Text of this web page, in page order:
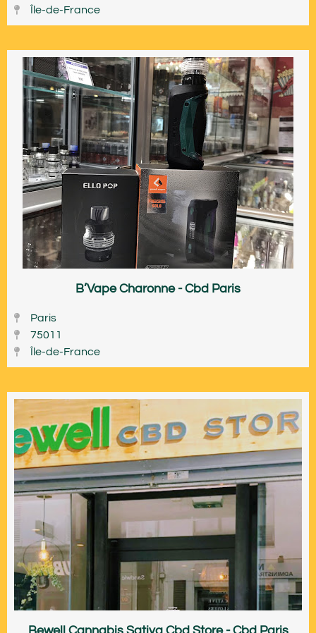
Île-de-France
B’Vape Charonne - Cbd Paris
Paris
75011
Île-de-France
Bewell Cannabis Sativa Cbd Store - Cbd Paris